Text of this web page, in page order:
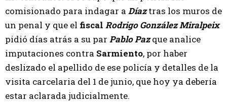
comisionado para indagar a Díaztras los muros de
un penal y que el fiscal Rodrigo González Miralpeix
pidió días atrás a su par Pablo Pazque analice
imputaciones contra Sarmiento, por haber
deslizado el apellido de ese policía y detalles de la
visita carcelaria del 1 de junio, que hoy ya debería
estar aclarada judicialmente.